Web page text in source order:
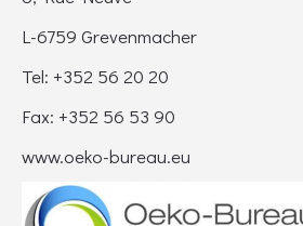
L-6759 Grevenmacher
Tel: +352 56 20 20
Fax: +352 56 53 90
www.oeko-bureau.eu